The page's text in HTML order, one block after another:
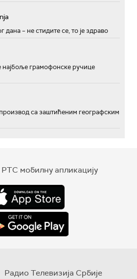
дана – не стидите се, то је здраво
најбоље грамофонске ручице
са заштићеним географским
мобилну апликацију
Радио Телевизија Србије